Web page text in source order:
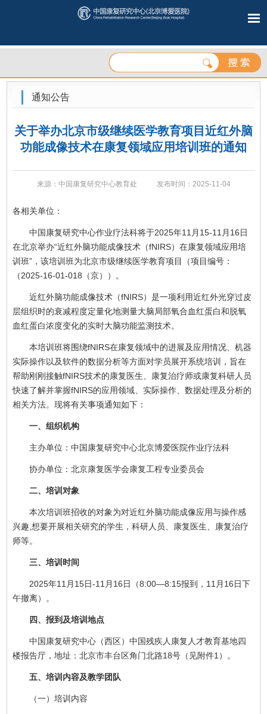
通知公告
关于举办北京市级继续医学教育项目近红外脑
功能成像技术在康复领域应用培训班的通知
来源：中国康复研究中心教育处 发布时间：2025-11-04
各相关单位：
中国康复研究中心作业疗法科将于2025年11月15-11月16日
在北京举办“近红外脑功能成像技术（fNIRS）在康复领域应用培
训班”，该培训班为北京市级继续医学教育项目（项目编号：
（2025-16-01-018（京））。
近红外脑功能成像技术（fNIRS）是一项利用近红外光穿过皮
层组织时的衰减程度定量化地测量大脑局部氧合血红蛋白和脱氧
血红蛋白浓度变化的实时大脑功能监测技术。
本培训班将围绕fNIRS在康复领域中的进展及应用情况、机器
实际操作以及软件的数据分析等方面对学员展开系统培训，旨在
帮助刚刚接触fNIRS技术的康复医生、康复治疗师或康复科研人员
快速了解并掌握fNIRS的应用领域、实际操作、数据处理及分析的
相关方法。现将有关事项通知如下：
一、组织机构
主办单位：中国康复研究中心北京博爱医院作业疗法科
协办单位：北京康复医学会康复工程专业委员会
二、培训对象
本次培训班招收的对象为对近红外脑功能成像应用与操作感
兴趣,想要开展相关研究的学生，科研人员、康复医生、康复治疗
师等。
三、培训时间
2025年11月15日-11月16日（8:00—8:15报到，11月16日下
午撤离）。
四、报到及培训地点
中国康复研究中心（西区）中国残疾人康复人才教育基地四
楼报告厅，地址：北京市丰台区角门北路18号（见附件1）。
五、培训内容及教学团队
（一）培训内容